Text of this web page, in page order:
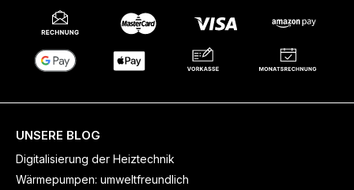
UNSERE BLOG
Digitalisierung der Heiztechnik
Wärmepumpen: umweltfreundlich